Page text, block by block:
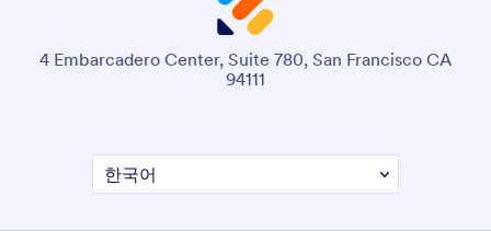
4 Embarcadero Center, Suite 780, San Francisco CA
94111